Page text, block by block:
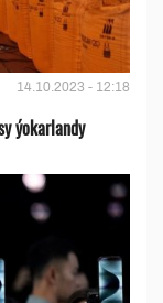
14.10.2023 - 12:18
ýokarlandy